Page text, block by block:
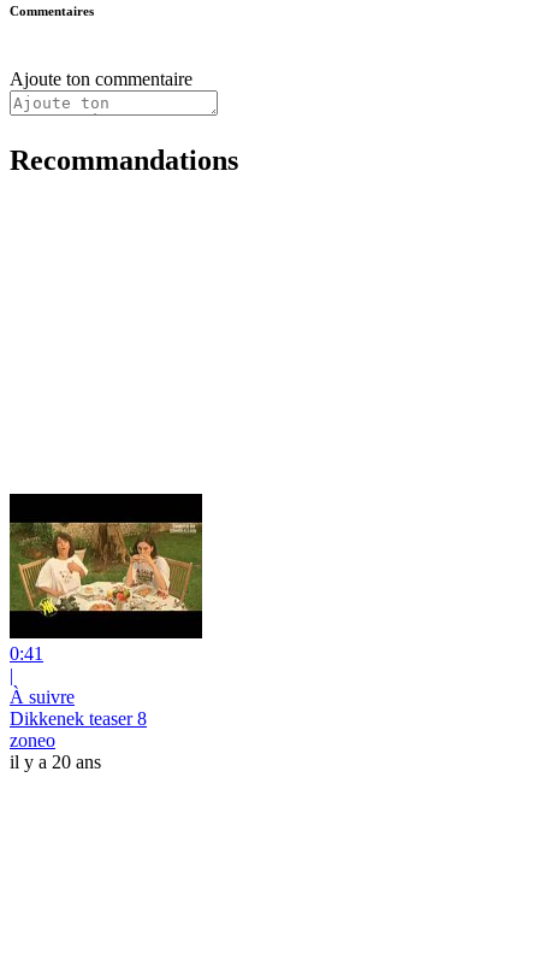
Commentaires
Ajoute ton commentaire
Recommandations
0:41
|
À suivre
Dikkenek teaser 8
zoneo
il y a 20 ans